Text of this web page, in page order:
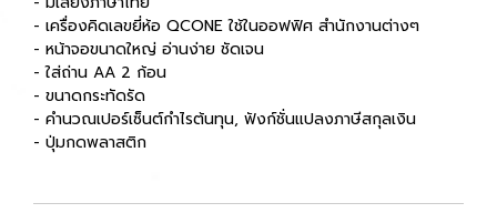
- เครื่องคิดเลขยี่ห้อ QCONE ใช้ในออฟฟิศ สำนักงานต่างๆ
- หน้าจอขนาดใหญ่ อ่านง่าย ชัดเจน
- ใส่ถ่าน AA 2 ก้อน
- ขนาดกระทัดรัด
- คำนวณเปอร์เซ็นต์กำไรต้นทุน, ฟังก์ชั่นแปลงภาษีสกุลเงิน
- ปุ่มกดพลาสติก